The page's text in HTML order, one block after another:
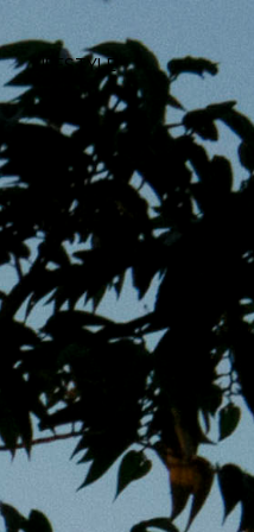
LIFESTYLE